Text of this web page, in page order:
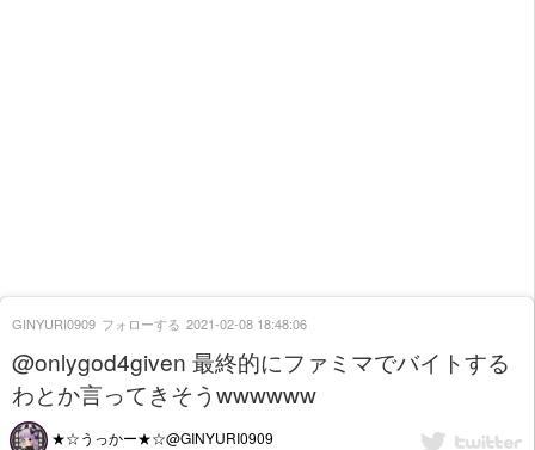
@onlygod4given 最終的にファミマでバイトする
わとか言ってきそうwwwwww
★☆うっかー★☆@GINYURI0909
GINYURI0909 フォローする 2021-02-08 18:48:06